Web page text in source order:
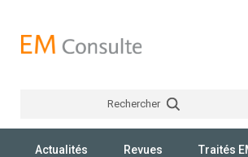
Rechercher
Actualités Revues Traités